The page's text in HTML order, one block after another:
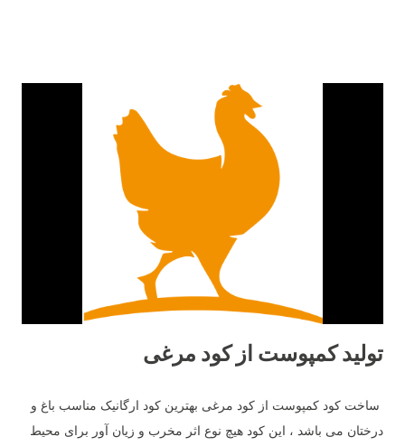
تولید کمپوست از کود مرغی
ساخت کود کمپوست از کود مرغی بهترین کود ارگانیک مناسب باغ و
درختان می باشد ، این کود هیچ نوع اثر مخرب و زیان آور برای محیط